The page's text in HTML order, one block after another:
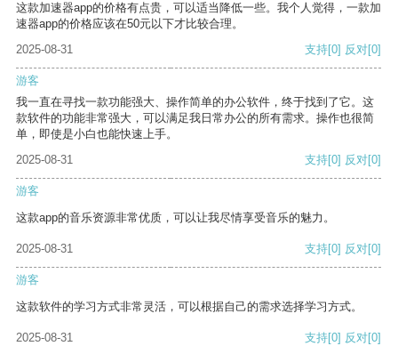
这款加速器app的价格有点贵，可以适当降低一些。我个人觉得，一款加
速器app的价格应该在50元以下才比较合理。
2025-08-31
支持[0] 反对[0]
游客
我一直在寻找一款功能强大、操作简单的办公软件，终于找到了它。这
款软件的功能非常强大，可以满足我日常办公的所有需求。操作也很简
单，即使是小白也能快速上手。
2025-08-31
支持[0] 反对[0]
游客
这款app的音乐资源非常优质，可以让我尽情享受音乐的魅力。
2025-08-31 支持[0] 反对[0]
游客
这款软件的学习方式非常灵活，可以根据自己的需求选择学习方式。
2025-08-31 支持[0] 反对[0]